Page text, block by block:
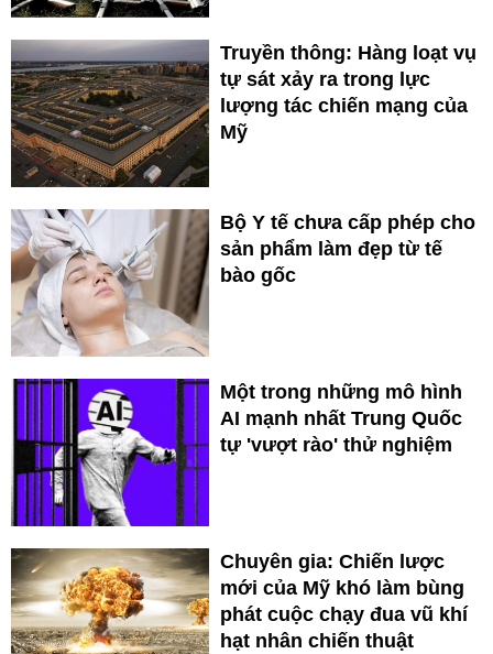
Truyền thông: Hàng loạt vụ
tự sát xảy ra trong lực
lượng tác chiến mạng của
Mỹ
Bộ Y tế chưa cấp phép cho
sản phẩm làm đẹp từ tế
bào gốc
Một trong những mô hình
AI mạnh nhất Trung Quốc
tự 'vượt rào' thử nghiệm
Chuyên gia: Chiến lược
mới của Mỹ khó làm bùng
phát cuộc chạy đua vũ khí
hạt nhân chiến thuật